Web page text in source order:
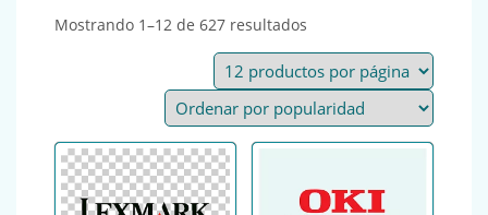
Mostrando 1–12 de 627 resultados